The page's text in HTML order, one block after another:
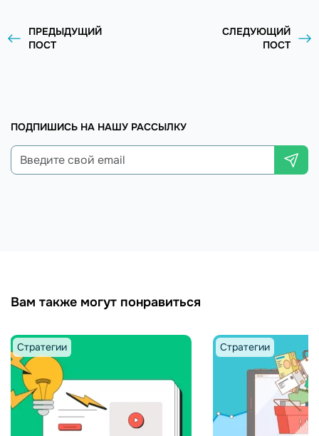
ПРЕДЫДУЩИЙ
ПОСТ
СЛЕДУЮЩИЙ
ПОСТ
ПОДПИШИСЬ НА НАШУ РАССЫЛКУ
Вам также могут понравиться
Стратегии Стратегии